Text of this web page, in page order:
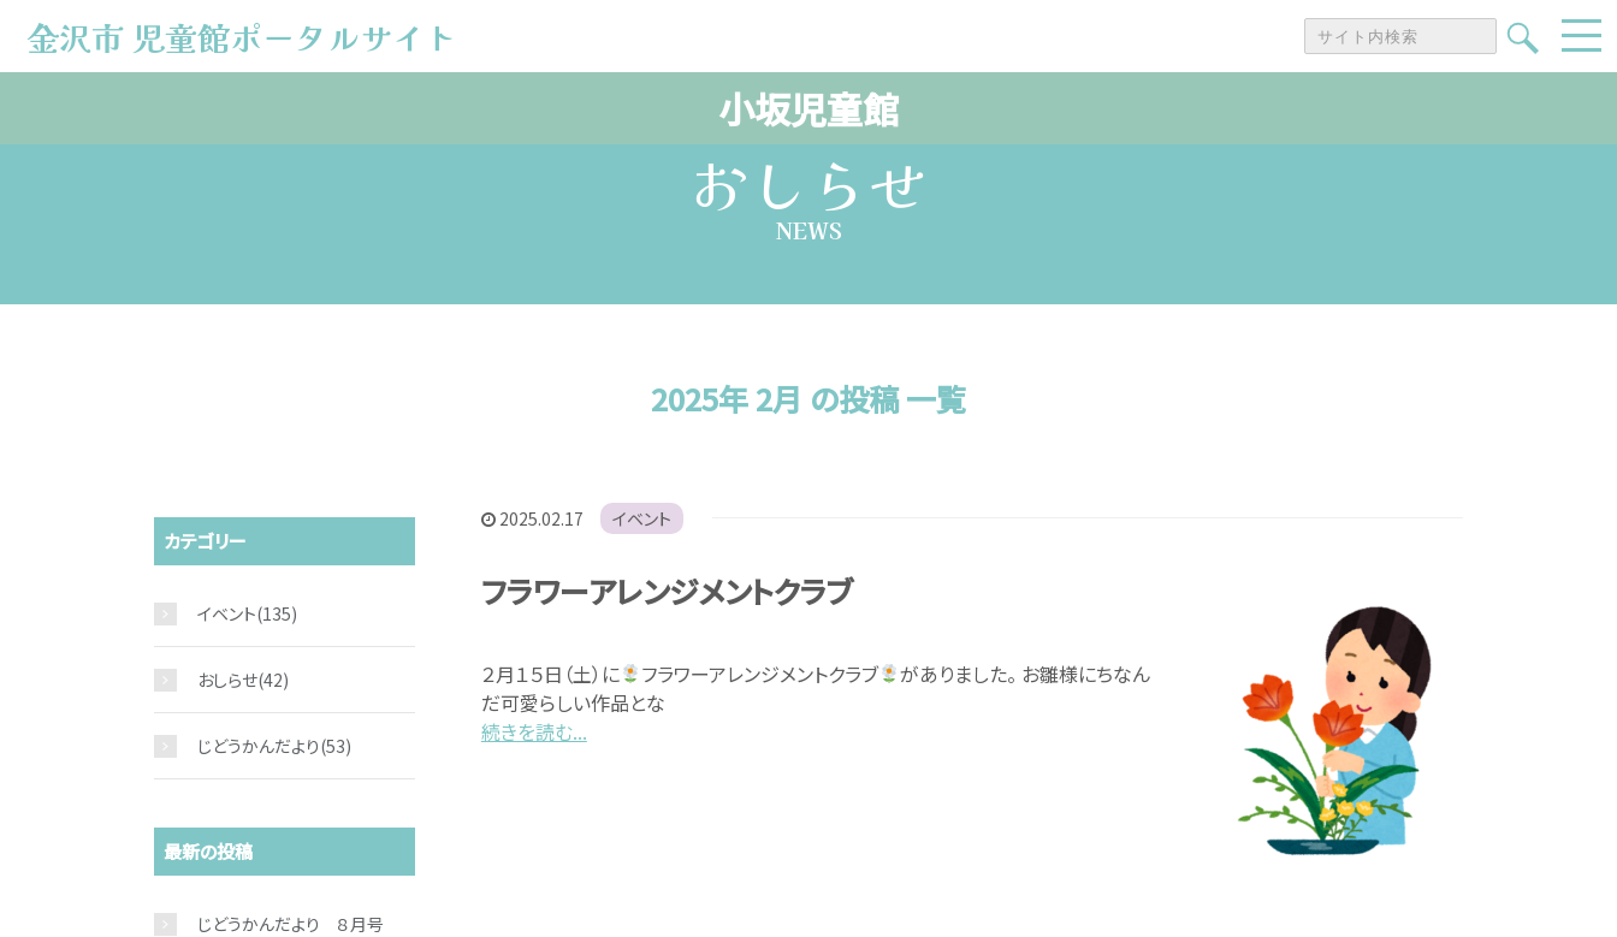
金沢市 児童館ポータルサイト
金沢市 児童館ポータルサイト
おしらせ
NEWS
2025年 2月 の投稿 一覧
2025.02.17 イベント
フラワーアレンジメントクラブ
２月１５日（土）に フラワーアレンジメントクラブ
がありました。 お雛様にちなん
だ可愛らしい作品とな
続きを読む...
カテゴリー
イベント(135)
おしらせ(42)
じどうかんだより(53)
最新の投稿
じどうかんだより ８月号
小坂児童館